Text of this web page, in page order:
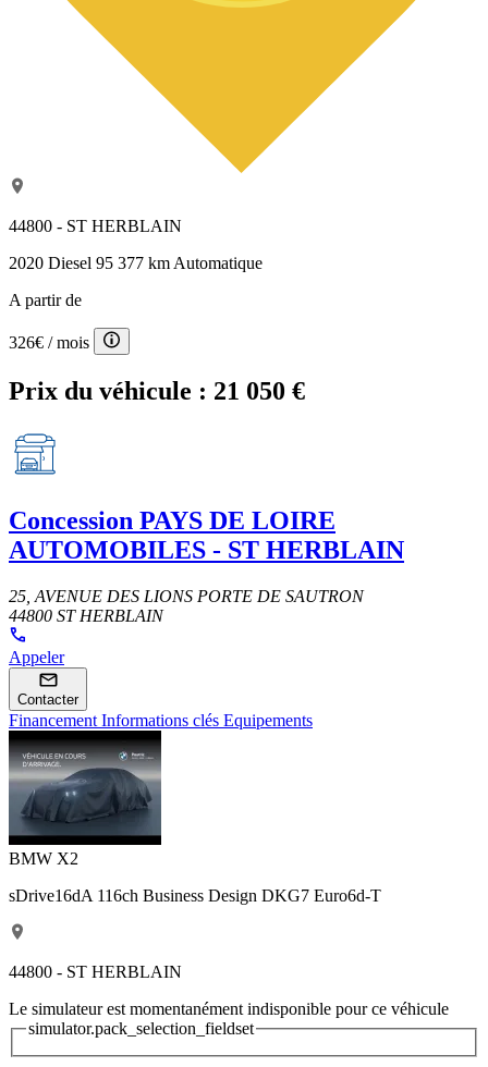
44800 - ST HERBLAIN
2020 Diesel 95 377 km Automatique
A partir de
326€ / mois
Prix du véhicule : 21 050 €
Concession PAYS DE LOIRE
AUTOMOBILES - ST HERBLAIN
25, AVENUE DES LIONS PORTE DE SAUTRON
44800 ST HERBLAIN
Appeler
Contacter
Financement Informations clés Equipements
BMW X2
sDrive16dA 116ch Business Design DKG7 Euro6d-T
44800 - ST HERBLAIN
Le simulateur est momentanément indisponible pour ce véhicule
simulator.pack_selection_fieldset